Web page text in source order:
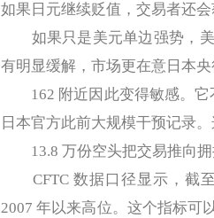
如果日元继续贬值，交易者还
如果只是美元单边强势，美
有明显缓解，市场更在意日本
162 附近因此变得敏感。它
日本官方此前大规模干预记录
13.8 万份空头把交易推向拥
CFTC 数据口径显示，截至
2007 年以来高位。这个指标可